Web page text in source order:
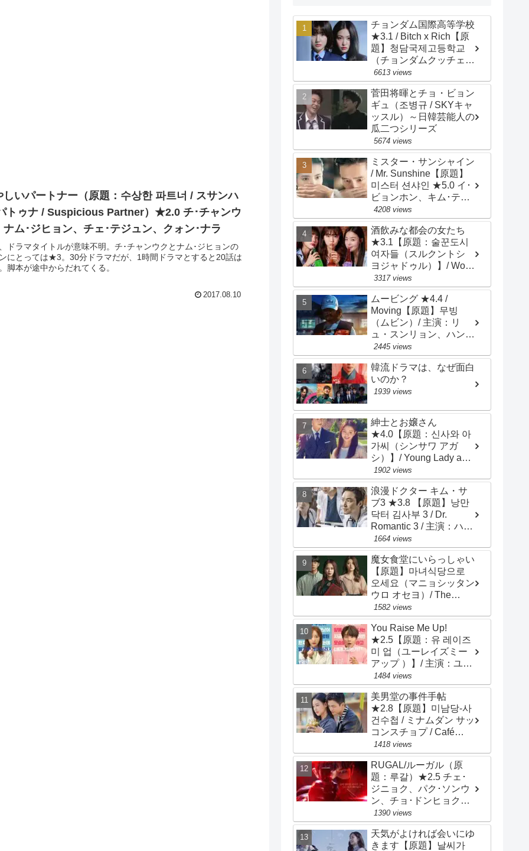
しいパートナー（原題：수상한 파트너 / スサンハ
トゥナ / Suspicious Partner）★2.0 チ･チャンウ
ナム･ジヒョン、チェ･テジュン、クォン･ナラ
ドラマタイトルが意味不明。チ･チャンウクとナム･ジヒョンの
にとっては★3。30分ドラマだが、1時間ドラマとすると20話は
脚本が途中からだれてくる。
2017.08.10
チョンダム国際高等学校
★3.1 / Bitch x Rich【原
題】청담국제고등학교
（チョンダムクッチェ
コドゥンハッキョ）/
Cheongdam
International High
School / 主演：イ・ウン
セム、イェリ
6613 views
菅田将暉とチョ・ビョン
ギュ（조병규 / SKYキャ
ッスル）～日韓芸能人の
瓜二つシリーズ
5674 views
ミスター・サンシャイン
/ Mr. Sunshine【原題】
미스터 션샤인 ★5.0 イ･
ビョンホン、キム･テ
リ、ユ･ヨンソク、ピョ
ン･ヨハン、チョ･ウジ
ン、キム･ビョンチョ
ル、キム･サラン、ペ･ジ
ョンナム、チェ･ムソン
4208 views
酒飲みな都会の女たち
★3.1【原題：술꾼도시
여자들（スルクントシ
ヨジャドゥル）】/ Work
Later, Drink Now /
Drinker City Women / 主
演：イ･ソンビン、ハン･
ソナ、チョン･ウンジ
3317 views
ムービング ★4.4 /
Moving【原題】무빙
（ムビン）/ 主演：リ
ュ・スンリョン、ハン・
ヒョジュ、チョ・インソ
ン
2445 views
韓流ドラマは、なぜ面白
いのか？
1939 views
紳士とお嬢さん
★4.0【原題：신사와 아
가씨（シンサワ アガ
シ）】/ Young Lady and
Gentleman / 主演：チ･
ヒョヌ、イ･セヒ
1902 views
浪漫ドクター キム・サ
ブ3 ★3.8 【原題】낭만
닥터 김사부 3 / Dr.
Romantic 3 / 主演：ハ
ン・ソッキュ、アン・ヒ
ョソプ、イ・ソンギョン
1664 views
魔女食堂にいらっしゃい
【原題】마녀식당으로
오세요（マニョシッタン
ウロ オセヨ）/ The
Witch's Diner ★3.2 ソ
ン・ジヒョ、ナム・ジヒ
ョン
1582 views
You Raise Me Up!
★2.5【原題：유 레이즈
미 업（ユーレイズミー
アップ ）】/ 主演：ユ
ン･シユン、アン･ヒヨン
1484 views
美男堂の事件手帖
★2.8【原題】미남당-사
건수첩 / ミナムダン サッ
コンスチョプ / Café
Minamdang / 主演：ソ・
イングク、オ・ヨンソ
1418 views
RUGAL/ルーガル（原
題：루갈）★2.5 チェ･
ジニョク、パク･ソンウ
ン、チョ･ドンヒョク、
チョン･ヘイン
1390 views
天気がよければ会いにゆ
きます【原題】날씨가